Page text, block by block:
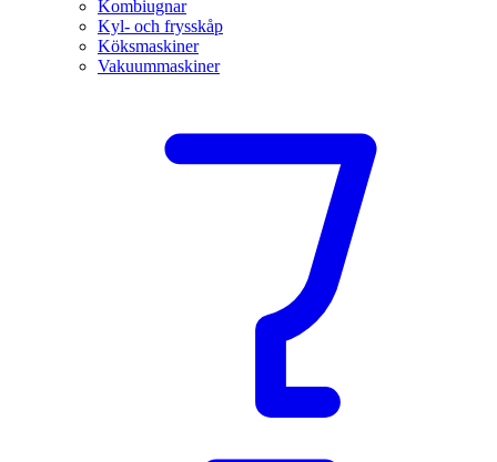
Kombiugnar
Kyl- och frysskåp
Köksmaskiner
Vakuummaskiner